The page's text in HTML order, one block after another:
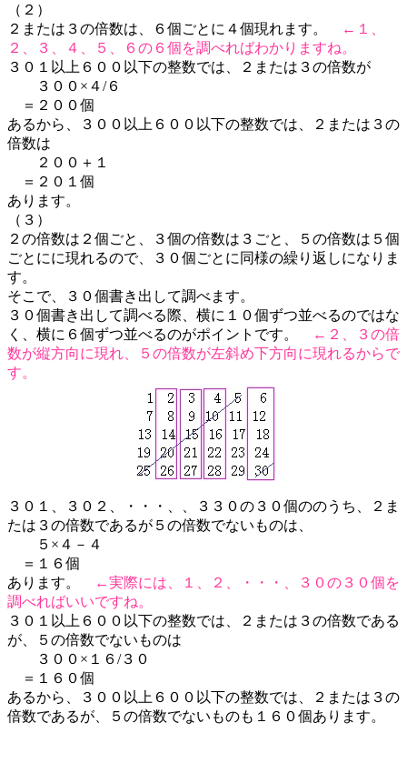
（２）
２または３の倍数は、６個ごとに４個現れます。
←１、
２、３、４、５、６の６個を調べればわかりますね。
３０１以上６００以下の整数では、２または３の倍数が
３００×４/６
＝２００個
あるから、３００以上６００以下の整数では、２または３の
倍数は
２００＋１
＝２０１個
あります。
（３）
２の倍数は２個ごと、３個の倍数は３ごと、５の倍数は５個
ごとにに現れるので、３０個ごとに同様の繰り返しになりま
す。
そこで、３０個書き出して調べます。
３０個書き出して調べる際、横に１０個ずつ並べるのではな
く、横に６個ずつ並べるのがポイントです。
←２、３の倍
数が縦方向に現れ、５の倍数が左斜め下方向に現れるからで
す。
３０１、３０２、・・・、、３３０の３０個ののうち、２ま
たは３の倍数であるが５の倍数でないものは、
５×４－４
＝１６個
あります。
←実際には、１、２、・・・、３０の３０個を
調べればいいですね。
３０１以上６００以下の整数では、２または３の倍数である
が、５の倍数でないものは
３００×１６/３０
＝１６０個
あるから、３００以上６００以下の整数では、２または３の
倍数であるが、５の倍数でないものも１６０個あります。